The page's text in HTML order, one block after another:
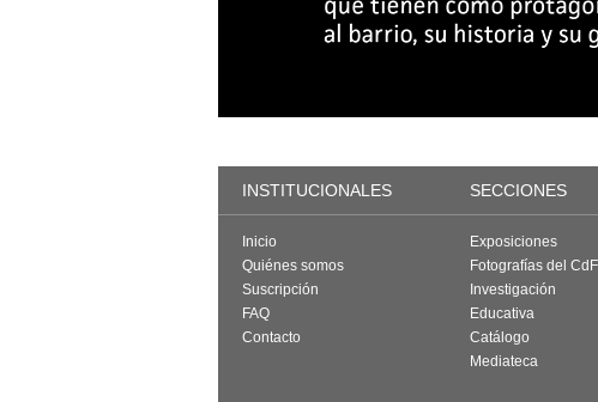
INSTITUCIONALES SECCIONES
Inicio
Quiénes somos
Suscripción
FAQ
Contacto
Exposiciones
Fotografías del CdF
Investigación
Educativa
Catálogo
Mediateca